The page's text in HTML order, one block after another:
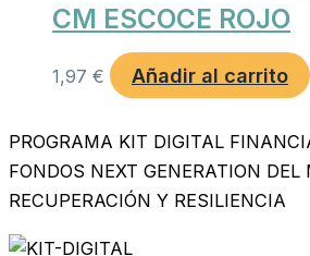
CM ESCOCE ROJO
1,97 € Añadir al carrito
PROGRAMA KIT DIGITAL
FONDOS NEXT GENERATION DEL
RECUPERACIÓN Y RESILIENCIA